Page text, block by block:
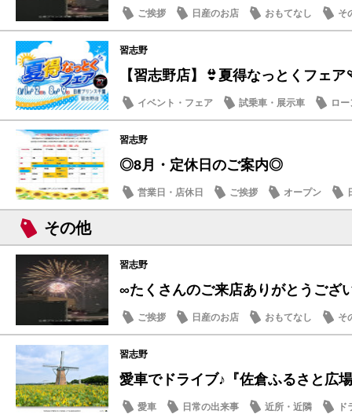
ご挨拶 日産のお店 おもてなし そ
習志野
【習志野店】👙夏得なっとくフェ
イベント・フェア 試乗車・展示車
ロー
日産のお店
習志野
◎8月・定休日のご案内◎
営業日・店休日 ご挨拶 オープン
その他
習志野
∞たくさんのご来店ありがとうござ
ご挨拶 日産のお店 おもてなし そ
習志野
愛車でドライブ♪『佐倉ふるさと広
愛車 日常の出来事 近所・近隣